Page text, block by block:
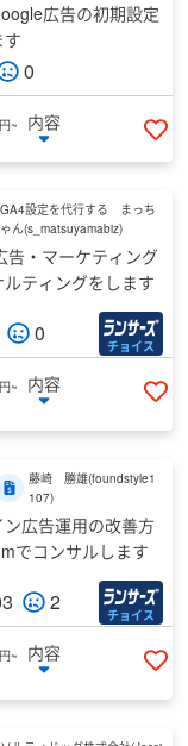
広告の初期設定
す
0
円~
内容
い
GA4設定を代行する まっち
ゃん(s_matsuyamabiz)
告・マーケティング
ルティングをします
0 チョイス
円~
内容
い
藤崎 勝雄(foundstyle1
107)
ン広告運用の改善方
でコンサルします
2 チョイス
円~
内容
い